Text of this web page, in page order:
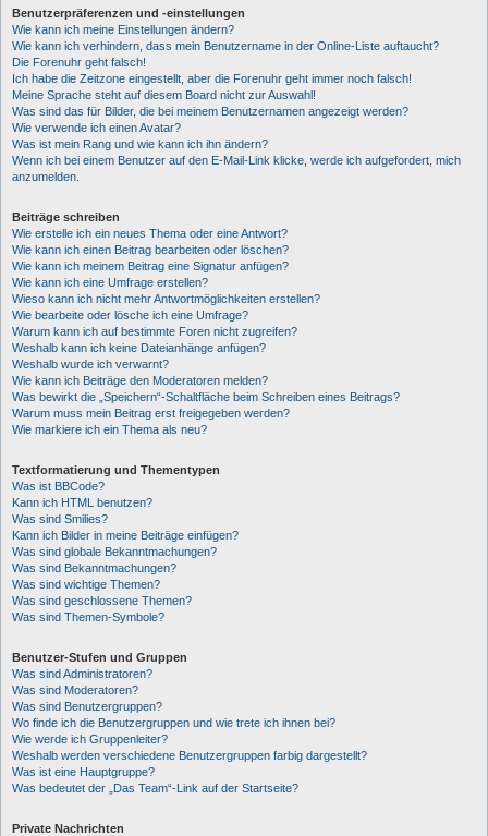
Benutzerpräferenzen und -einstellungen
Wie kann ich meine Einstellungen ändern?
Wie kann ich verhindern, dass mein Benutzername in der Online-Liste auftaucht?
Die Forenuhr geht falsch!
Ich habe die Zeitzone eingestellt, aber die Forenuhr geht immer noch falsch!
Meine Sprache steht auf diesem Board nicht zur Auswahl!
Was sind das für Bilder, die bei meinem Benutzernamen angezeigt werden?
Wie verwende ich einen Avatar?
Was ist mein Rang und wie kann ich ihn ändern?
Wenn ich bei einem Benutzer auf den E-Mail-Link klicke, werde ich aufgefordert, mich
anzumelden.
Beiträge schreiben
Wie erstelle ich ein neues Thema oder eine Antwort?
Wie kann ich einen Beitrag bearbeiten oder löschen?
Wie kann ich meinem Beitrag eine Signatur anfügen?
Wie kann ich eine Umfrage erstellen?
Wieso kann ich nicht mehr Antwortmöglichkeiten erstellen?
Wie bearbeite oder lösche ich eine Umfrage?
Warum kann ich auf bestimmte Foren nicht zugreifen?
Weshalb kann ich keine Dateianhänge anfügen?
Weshalb wurde ich verwarnt?
Wie kann ich Beiträge den Moderatoren melden?
Was bewirkt die „Speichern“-Schaltfläche beim Schreiben eines Beitrags?
Warum muss mein Beitrag erst freigegeben werden?
Wie markiere ich ein Thema als neu?
Textformatierung und Thementypen
Was ist BBCode?
Kann ich HTML benutzen?
Was sind Smilies?
Kann ich Bilder in meine Beiträge einfügen?
Was sind globale Bekanntmachungen?
Was sind Bekanntmachungen?
Was sind wichtige Themen?
Was sind geschlossene Themen?
Was sind Themen-Symbole?
Benutzer-Stufen und Gruppen
Was sind Administratoren?
Was sind Moderatoren?
Was sind Benutzergruppen?
Wo finde ich die Benutzergruppen und wie trete ich ihnen bei?
Wie werde ich Gruppenleiter?
Weshalb werden verschiedene Benutzergruppen farbig dargestellt?
Was ist eine Hauptgruppe?
Was bedeutet der „Das Team“-Link auf der Startseite?
Private Nachrichten